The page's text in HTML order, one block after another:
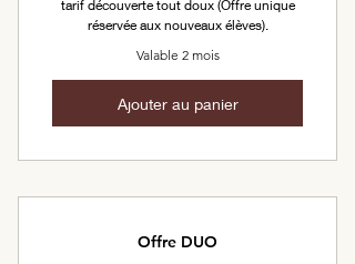
tarif découverte tout doux (Offre unique
réservée aux nouveaux élèves).
Valable 2 mois
Ajouter au panier
Offre DUO